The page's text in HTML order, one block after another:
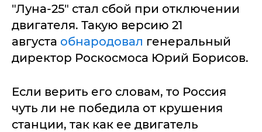
"Луна-25" стал сбой при отключении
двигателя. Такую версию 21
августа обнародовал генеральный
директор Роскосмоса Юрий Борисов.
Если верить его словам, то Россия
чуть ли не победила от крушения
станции, так как ее двигатель